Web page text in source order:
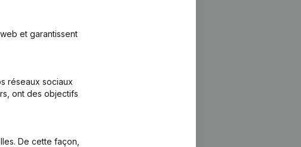
et garantissent
réseaux sociaux
ont des objectifs
De cette façon,